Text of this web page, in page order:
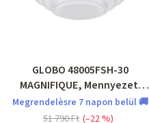
GLOBO 48005FSH-30
MAGNIFIQUE, Mennyezeti
lámpa
Megrendelèsre 7 napon belül 🚚
51 790 Ft (–22 %)